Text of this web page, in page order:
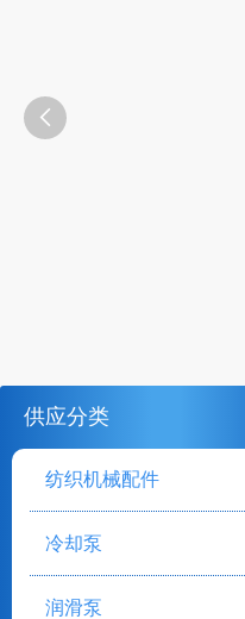

供应分类
纺织机械配件
冷却泵
润滑泵